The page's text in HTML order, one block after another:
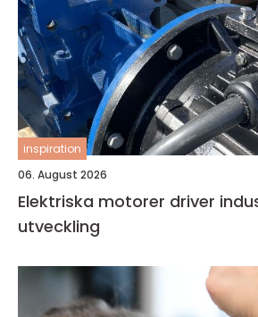
inspiration
06. August 2026
Elektriska motorer driver
utveckling